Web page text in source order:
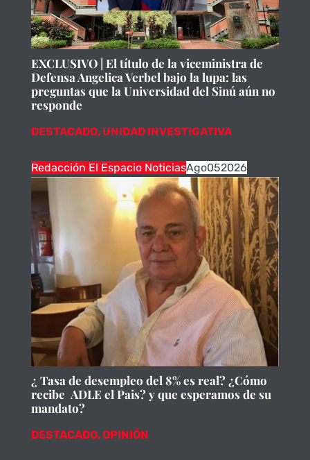
EXCLUSIVO | El título de la viceministra de
Defensa Angelica Verbel bajo la lupa: las
preguntas que la Universidad del Sinú aún no
responde
DESTACADO, UNIDAD INVESTIGATIVA
Redacción El Espacio NoticiasAgo052026
¿ Tasa de desempleo del 8% es real? ¿Cómo
recibe ADLE el Pais? y que esperamos de su
mandato?
DESTACADO,OPINIÓN